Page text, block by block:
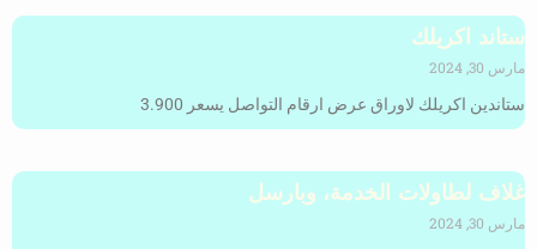
ستاند اكريلك
مارس 30, 2024
ستاندين اكريلك لاوراق عرض ارقام التواصل يسعر 3.900
غلاف لطاولات الخدمة، وبارسل
مارس 30, 2024